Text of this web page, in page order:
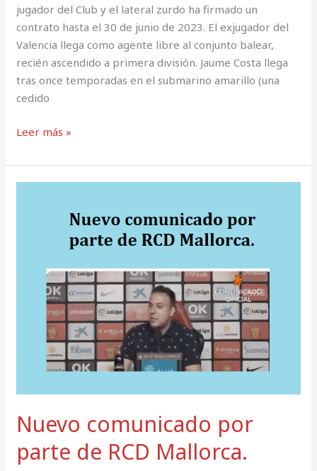
jugador del Club y el lateral zurdo ha firmado un
contrato hasta el 30 de junio de 2023. El exjugador del
Valencia llega como agente libre al conjunto balear,
recién ascendido a primera división. Jaume Costa llega
tras once temporadas en el submarino amarillo (una
cedido
Leer más »
Nuevo comunicado por
parte de RCD Mallorca.
Mallorca.